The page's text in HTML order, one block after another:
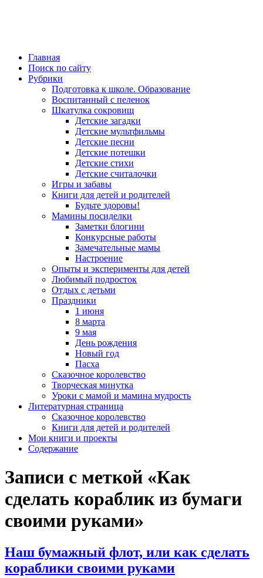
Главная
Поиск по сайту
Рубрики
Подготовка к школе. Образование
Воспитанный с пеленок
Шкатулка сокровищ
Детские загадки
Детские мультфильмы
Детские песни
Детские потешки
Детские стихи
Детские считалочки
Игры и забавы
Книги для детей и родителей
Будьте здоровы!
Мамины посиделки
Заметки блогини
Конкурсные работы
Замечательные мамы
Настроение
Опыты и эксперименты для детей
Любимый подросток
Отдых с детьми
Праздники
1 июня
8 марта
9 мая
День рождения
Новый год
Пасха
Сказочное королевство
Творческая минутка
Уроки с мамой и мамина мудрость
Литературная страница
Сказочное королевство
Книги для детей и родителей
Мои книги и проекты
Содержание
Записи с меткой «Как
сделать кораблик из бумаги
своими руками»
Наш бумажный флот, или как сделать
кораблики своими руками